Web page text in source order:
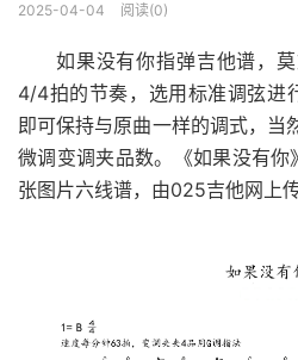
2025-04-04 阅读(0)
如果没有你指弹吉他谱，
4/4拍的节奏，选用标准调弦进
即可保持与原曲一样的调式，当
微调变调夹品数。《如果没有
张图片六线谱，由025吉他网上传